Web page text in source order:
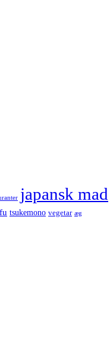
japansk mad
tsukemono vegetar æg